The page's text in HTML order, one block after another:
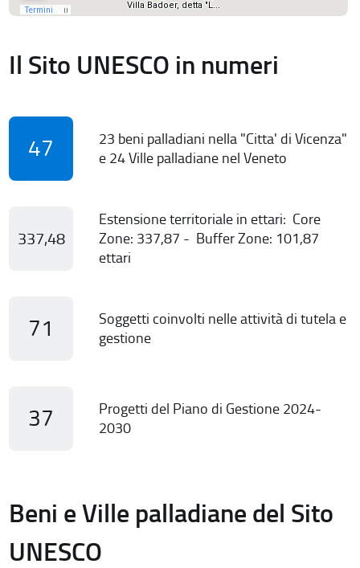
Il Sito UNESCO in numeri
47
23 beni palladiani nella "Citta' di Vicenza"
e 24 Ville palladiane nel Veneto
337,48
Estensione territoriale in ettari: Core
Zone: 337,87 - Buffer Zone: 101,87
ettari
71
Soggetti coinvolti nelle attività di tutela e
gestione
37
Progetti del Piano di Gestione 2024-
2030
Beni e Ville palladiane del Sito
UNESCO